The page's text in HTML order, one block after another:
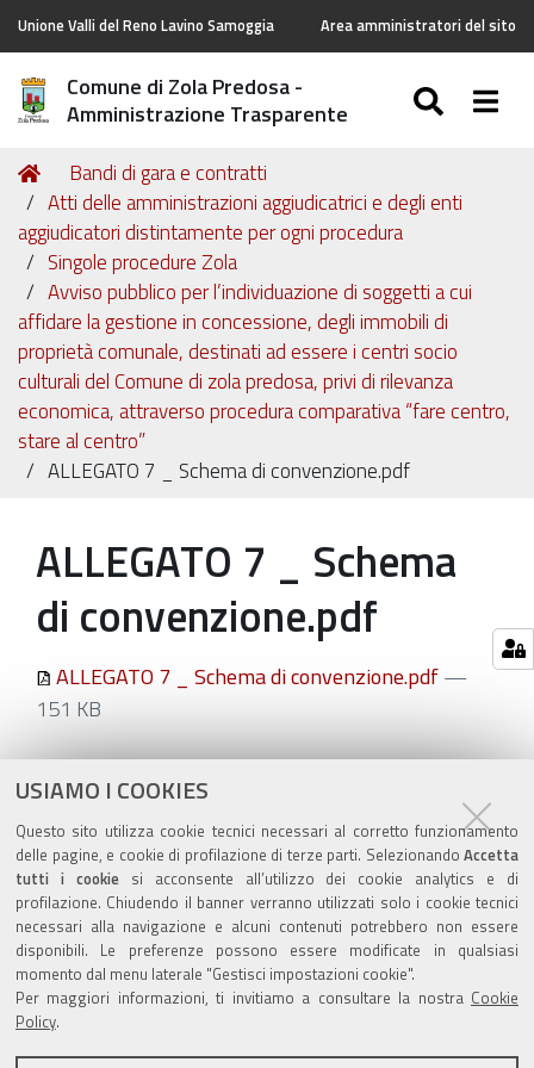
USIAMO I COOKIES
Questo sito utilizza cookie tecnici necessari al corretto funzionamento
delle pagine, e cookie di profilazione di terze parti. Selezionando Accetta
tutti i cookiesi acconsente all’utilizzo dei cookie analytics e di
profilazione. Chiudendo il banner verranno utilizzati solo i cookie tecnici
necessari alla navigazione e alcuni contenuti potrebbero non essere
disponibili. Le preferenze possono essere modificate in qualsiasi
momento dal menu laterale "Gestisci impostazioni cookie".
Per maggiori informazioni, ti invitiamo a consultare la nostra Cookie
Policy.
Unione Valli del Reno Lavino Samoggia Area amministratori del sito
Comune di Zola Predosa -
Amministrazione Trasparente
Tu
sei
qui:
Home
Bandi di gara e contratti
Atti delle amministrazioni aggiudicatrici e degli enti
aggiudicatori distintamente per ogni procedura
Singole procedure Zola
Avviso pubblico per l’individuazione di soggetti a cui
affidare la gestione in concessione, degli immobili di
proprietà comunale, destinati ad essere i centri socio
culturali del Comune di zola predosa, privi di rilevanza
economica, attraverso procedura comparativa “fare centro,
stare al centro”
ALLEGATO 7 _ Schema di convenzione.pdf
ALLEGATO 7 _ Schema
di convenzione.pdf
ALLEGATO 7 _ Schema di convenzione.pdf—
151 KB
Azioni
sul
documento
ultima modifica 04/05/2021
Valuta questo sito